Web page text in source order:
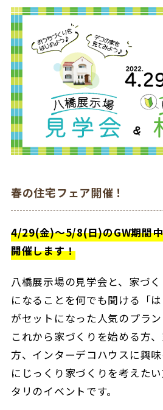
春の住宅フェア開催！
4/29(金)～5/8(日)のGW期間
開催します！
八橋展示場の見学会と、家づ
になることを何でも聞ける「は
がセットになった人気のプラン
これから家づくりを始める方
方、インターデコハウスに興
にじっくり家づくりを考えた
タリのイベントです。